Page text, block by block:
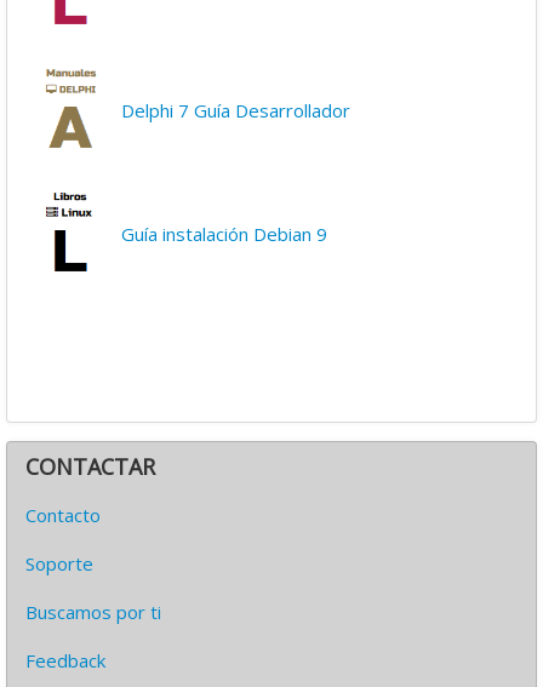
Delphi 7 Guía Desarrollador
Guía instalación Debian 9
CONTACTAR
Contacto
Soporte
Buscamos por ti
Feedback